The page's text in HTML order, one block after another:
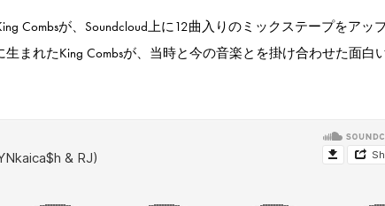
Combsが、Soundcloud上に12曲入りのミックステープをアッ
まれたKing Combsが、当時と今の音楽とを掛け合わせた面白